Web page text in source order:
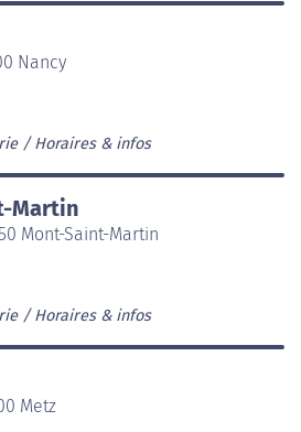
Nancy
Horaires & infos
Martin
Mont-Saint-Martin
Horaires & infos
Metz